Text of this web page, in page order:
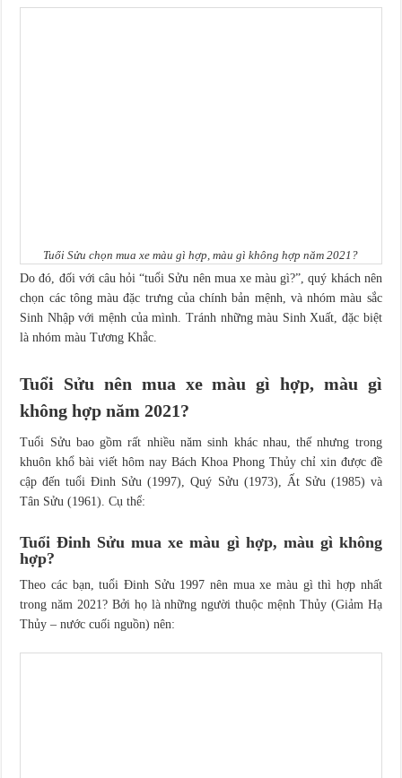
Tuổi Sửu chọn mua xe màu gì hợp, màu gì không hợp năm 2021?
Do đó, đối với câu hỏi “tuổi Sửu nên mua xe màu gì?”, quý khách nên
chọn các tông màu đặc trưng của chính bản mệnh, và nhóm màu sắc
Sinh Nhập với mệnh của mình. Tránh những màu Sinh Xuất, đặc biệt
là nhóm màu Tương Khắc.
Tuổi Sửu nên mua xe màu gì hợp, màu gì
không hợp năm 2021?
Tuổi Sửu bao gồm rất nhiều năm sinh khác nhau, thế nhưng trong
khuôn khổ bài viết hôm nay Bách Khoa Phong Thủy chỉ xin được đề
cập đến tuổi Đinh Sửu (1997), Quý Sửu (1973), Ất Sửu (1985) và
Tân Sửu (1961). Cụ thể:
Tuổi Đinh Sửu mua xe màu gì hợp, màu gì không
hợp?
Theo các bạn, tuổi Đinh Sửu 1997 nên mua xe màu gì thì hợp nhất
trong năm 2021? Bởi họ là những người thuộc mệnh Thủy (Giảm Hạ
Thủy – nước cuối nguồn) nên: